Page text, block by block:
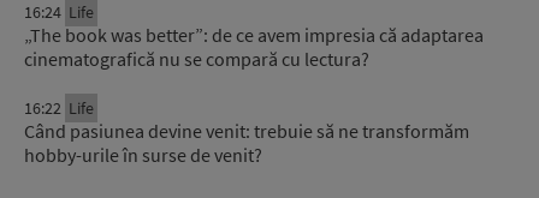
16:24 Life
„The book was better”: de ce avem impresia că adaptarea
cinematografică nu se compară cu lectura?
16:22 Life
Când pasiunea devine venit: trebuie să ne transformăm
hobby-urile în surse de venit?